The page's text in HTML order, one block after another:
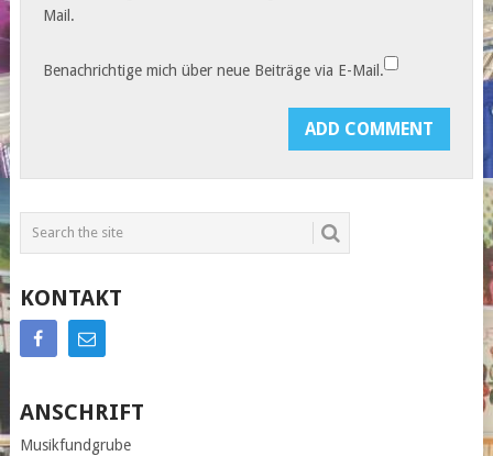
Mail.
Benachrichtige mich über neue Beiträge via E-Mail.
KONTAKT
ANSCHRIFT
Musikfundgrube